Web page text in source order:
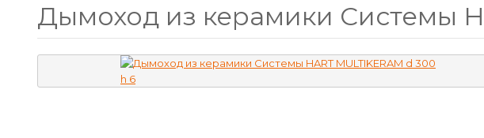
Дымоход из керамики Системы